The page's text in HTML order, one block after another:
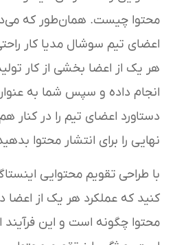
محتوا چیست. همان‌طور که
اعضای تیم سوشال مدیا کار
هر یک از اعضا بخشی از کار
انجام داده و سپس شما به
دستاورد اعضای تیم را در کنار
نهایی را برای انتشار محتوا
با طراحی تقویم محتوایی
کنید که عملکرد هر یک از اعضا
محتوا چگونه است و این فرآیند